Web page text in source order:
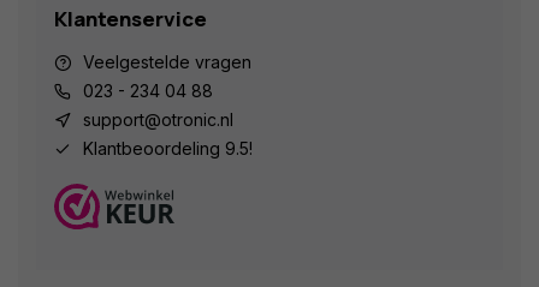
Klantenservice
Veelgestelde vragen
023 - 234 04 88
support@otronic.nl
Klantbeoordeling 9.5!